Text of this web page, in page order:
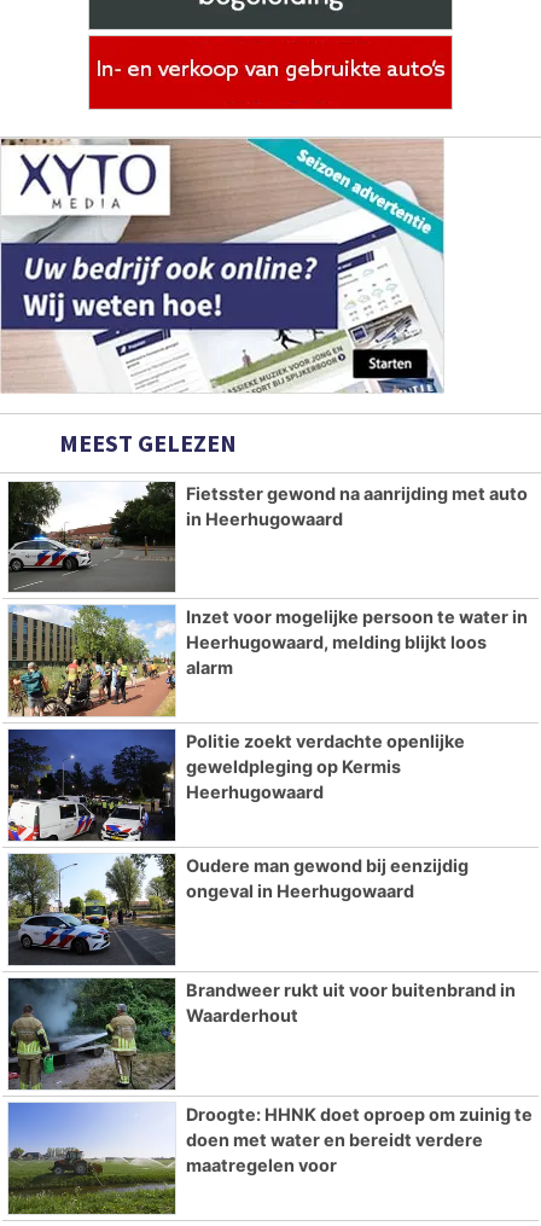
MEEST GELEZEN
Fietsster gewond na aanrijding met auto
in Heerhugowaard
Inzet voor mogelijke persoon te water in
Heerhugowaard, melding blijkt loos
alarm
Politie zoekt verdachte openlijke
geweldpleging op Kermis
Heerhugowaard
Oudere man gewond bij eenzijdig
ongeval in Heerhugowaard
Brandweer rukt uit voor buitenbrand in
Waarderhout
Droogte: HHNK doet oproep om zuinig te
doen met water en bereidt verdere
maatregelen voor